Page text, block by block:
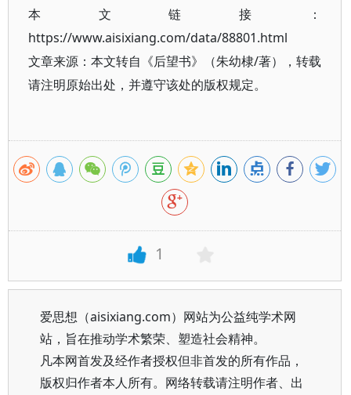
本文链接：
https://www.aisixiang.com/data/88801.html
文章来源：本文转自《后望书》（朱幼棣/著），转载
请注明原始出处，并遵守该处的版权规定。
1
爱思想（aisixiang.com）网站为公益纯学术网
站，旨在推动学术繁荣、塑造社会精神。
凡本网首发及经作者授权但非首发的所有作品，
版权归作者本人所有。网络转载请注明作者、出